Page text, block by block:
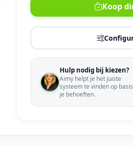
Koop
Hulp nodig bij kiezen?
Aimy helpt je het juiste
systeem te vinden op
je behoeften.